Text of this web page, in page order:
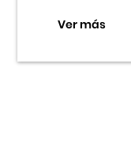
Ver más